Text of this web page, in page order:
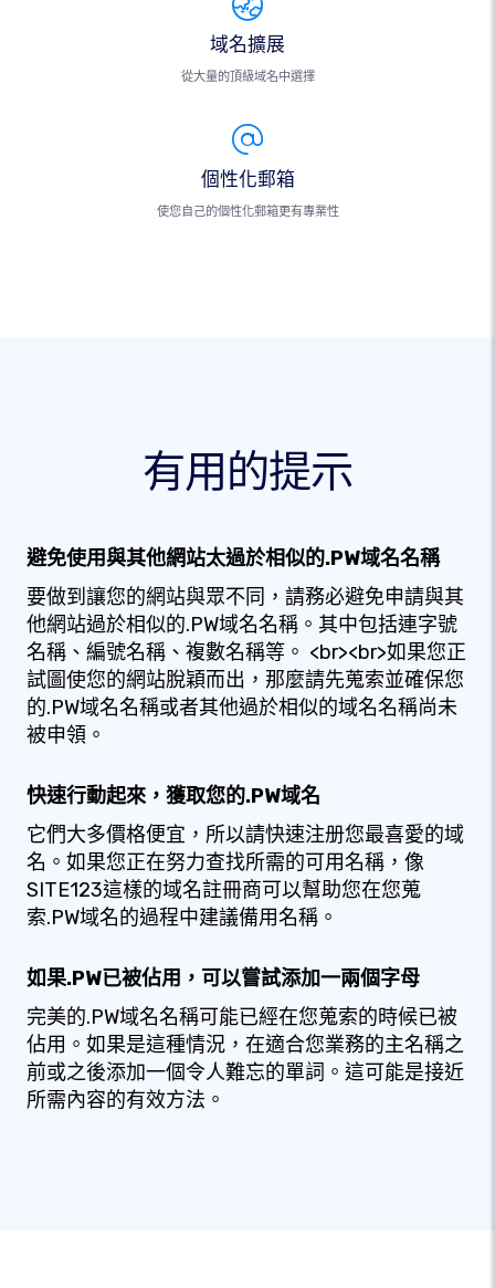
域名擴展
從大量的頂級域名中選擇
個性化郵箱
使您自己的個性化郵箱更有專業性
有用的提示
避免使用與其他網站太過於相似的.PW域名名稱
要做到讓您的網站與眾不同，請務必避免申請與其
他網站過於相似的.PW域名名稱。其中包括連字號
名稱、編號名稱、複數名稱等。 <br><br>如果您正
試圖使您的網站脫穎而出，那麼請先蒐索並確保您
的.PW域名名稱或者其他過於相似的域名名稱尚未
被申領。
快速行動起來，獲取您的.PW域名
它們大多價格便宜，所以請快速注册您最喜愛的域
名。如果您正在努力查找所需的可用名稱，像
SITE123這樣的域名註冊商可以幫助您在您蒐
索.PW域名的過程中建議備用名稱。
如果.PW已被佔用，可以嘗試添加一兩個字母
完美的.PW域名名稱可能已經在您蒐索的時候已被
佔用。如果是這種情況，在適合您業務的主名稱之
前或之後添加一個令人難忘的單詞。這可能是接近
所需內容的有效方法。